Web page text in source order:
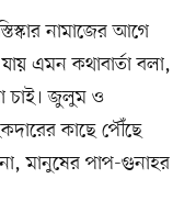
নামাজের আগে
এমন কথাবার্তা বলা,
চাই। জুলুম ও
কাছে পৌঁছে
মানুষের পাপ-গুনাহর